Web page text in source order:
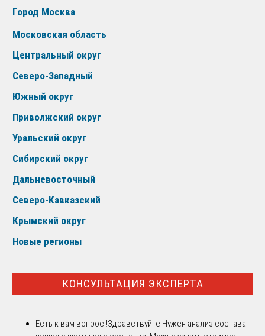
Город Москва
Московская область
Центральный округ
Северо-Западный
Южный округ
Приволжский округ
Уральский округ
Сибирский округ
Дальневосточный
Северо-Кавказский
Крымский округ
Новые регионы
КОНСУЛЬТАЦИЯ ЭКСПЕРТА
Есть к вам вопрос !Здравствуйте!Нужен анализ состава